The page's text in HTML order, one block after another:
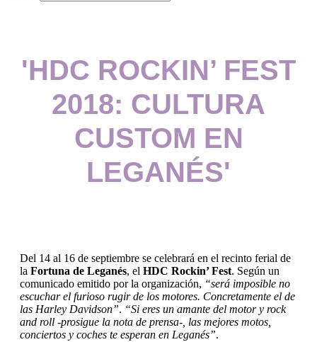
'HDC ROCKIN’ FEST
2018: CULTURA
CUSTOM EN
LEGANÉS'
Del 14 al 16 de septiembre se celebrará en el recinto ferial de
la Fortuna de Leganés, el HDC Rockin’ Fest. Según un
comunicado emitido por la organización, “será imposible no
escuchar el furioso rugir de los motores. Concretamente el de
las Harley Davidson”. “Si eres un amante del motor y rock
and roll -prosigue la nota de prensa-, las mejores motos,
conciertos y coches te esperan en Leganés”.